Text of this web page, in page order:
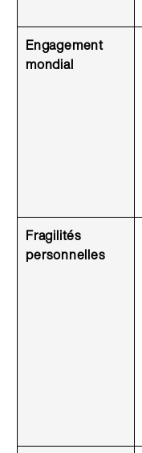
Engagement
mondial
Fragilités
personnelles